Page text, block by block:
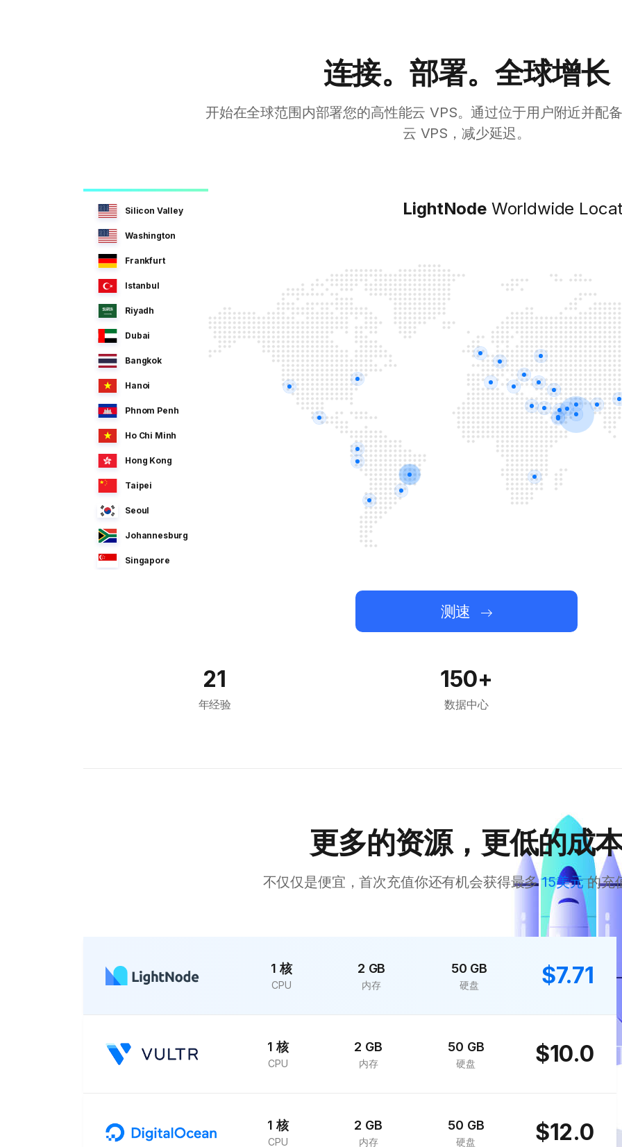
连接。部署。全球增长
开始在全球范围内部署您的高性能云 VPS。通过位于用户附近并配
云 VPS，减少延迟。
Silicon Valley
Washington
Frankfurt
Istanbul
Riyadh
Dubai
Bangkok
Hanoi
Phnom Penh
Ho Chi Minh
Hong Kong
Taipei
Seoul
Johannesburg
Singapore
Moscow
Mexico City
Bogota
LightNode Worldwide
测速
21
年经验
150+
数据中心
更多的资源，更低的成
不仅仅是便宜，首次充值你还有机会获得最多 15美元的充
1 核
CPU
2 GB
内存
50 GB
硬盘 $7.71
1 核
CPU
2 GB
内存
50 GB
硬盘 $10.0
1 核
CPU
2 GB
内存
50 GB
硬盘 $12.0